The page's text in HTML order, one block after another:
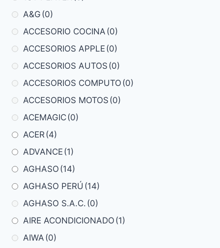
A&G (0)
ACCESORIO COCINA (0)
ACCESORIOS APPLE (0)
ACCESORIOS AUTOS (0)
ACCESORIOS COMPUTO (0)
ACCESORIOS MOTOS (0)
ACEMAGIC(0)
ACER (4)
ADVANCE (1)
AGHASO (14)
AGHASO PERÚ (14)
AGHASO S.A.C. (0)
AIRE ACONDICIONADO (1)
AIWA (0)